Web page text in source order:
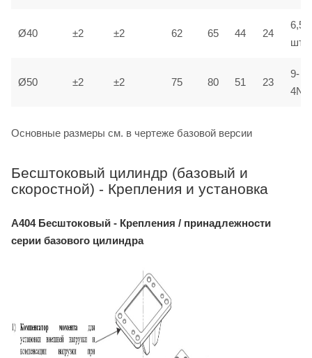
Ø40 ±2 ±2 62 65 44 24
6,5-
шт.
Ø50 ±2 ±2 75 80 51 23
9-
Основные размеры см. в чертеже базовой версии
Бесштоковый цилиндр (базовый и
скоростной) - Крепления и установка
A404 Бесштоковый - Крепления / принадлежности
серии базового цилиндра